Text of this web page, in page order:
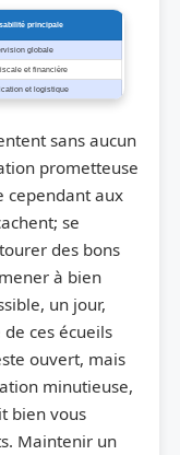
principale
globale
et financière
et logistique
sans aucun
prometteuse
cependant aux
se
des bons
à bien
un jour,
ces écueils
ouvert, mais
minutieuse,
bien vous
Maintenir un